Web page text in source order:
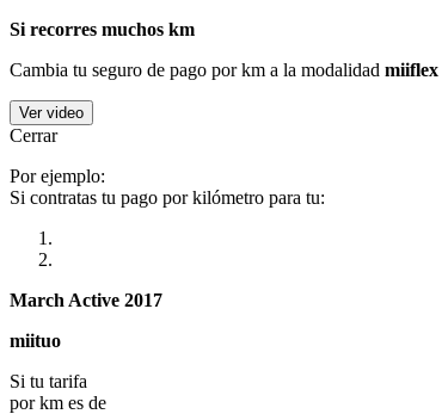
Si recorres muchos km
Cambia tu seguro de pago por km a la modalidad miiflex
Ver video
Cerrar
Por ejemplo:
Si contratas tu pago por kilómetro para tu:
March Active 2017
miituo
Si tu tarifa
por km es de